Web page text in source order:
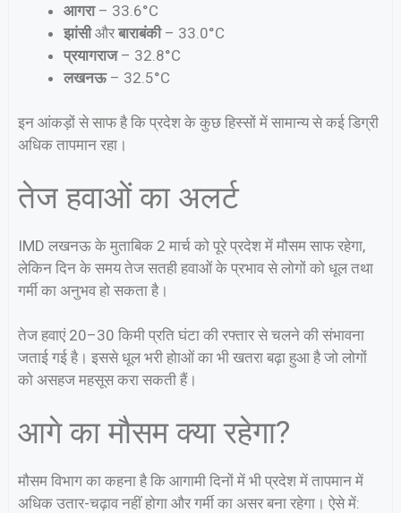
आगरा– 33.6°C
झांसीऔरबाराबंकी– 33.0°C
प्रयागराज– 32.8°C
लखनऊ– 32.5°C
इन आंकड़ों से साफ है कि प्रदेश के कुछ हिस्सों में सामान्य से कई डिग्री
अधिक तापमान रहा।
तेज हवाओं का अलर्ट
IMD लखनऊ के मुताबिक 2 मार्च को पूरे प्रदेश में मौसम साफ रहेगा,
लेकिन दिन के समय तेज सतही हवाओं के प्रभाव से लोगों को धूल तथा
गर्मी का अनुभव हो सकता है।
तेज हवाएं 20–30 किमी प्रति घंटा की रफ्तार से चलने की संभावना
जताई गई है। इससे धूल भरी होाओं का भी खतरा बढ़ा हुआ है जो लोगों
को असहज महसूस करा सकती हैं।
आगे का मौसम क्या रहेगा?
मौसम विभाग का कहना है कि आगामी दिनों में भी प्रदेश में तापमान में
अधिक उतार-चढ़ाव नहीं होगा और गर्मी का असर बना रहेगा। ऐसे में: